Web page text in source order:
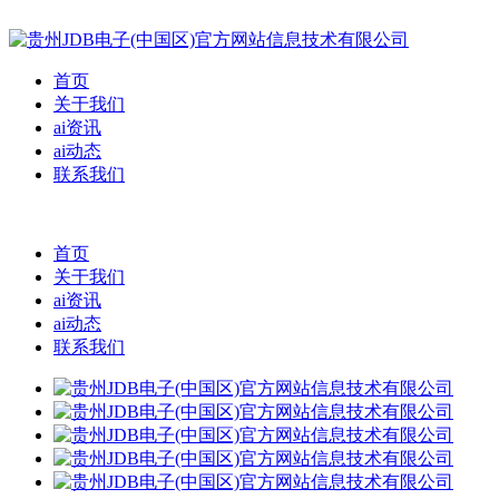
首页
关于我们
ai资讯
ai动态
联系我们
首页
关于我们
ai资讯
ai动态
联系我们